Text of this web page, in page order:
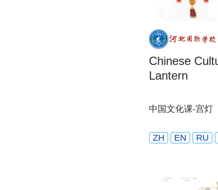
Chinese
Lantern
中国文化课-宫灯
ZH EN RU